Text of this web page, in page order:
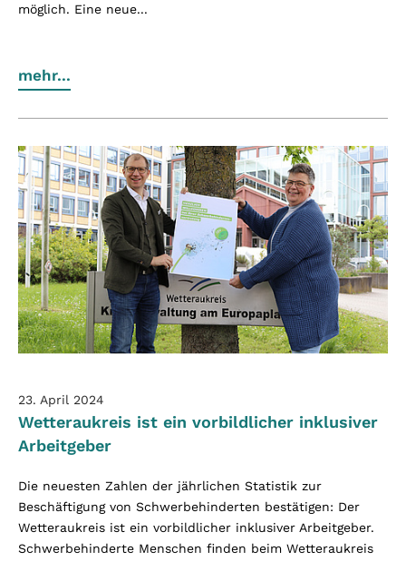
möglich. Eine neue...
mehr...
23. April 2024
Wetteraukreis ist ein vorbildlicher inklusiver
Arbeitgeber
Die neuesten Zahlen der jährlichen Statistik zur
Beschäftigung von Schwerbehinderten bestätigen: Der
Wetteraukreis ist ein vorbildlicher inklusiver Arbeitgeber.
Schwerbehinderte Menschen finden beim Wetteraukreis